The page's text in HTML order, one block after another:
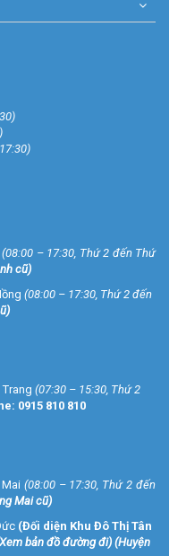
(08:00 – 17:30, Thứ 2 đến Thứ
cũ)
(08:00 – 17:30, Thứ 2 đến
(07:30 – 15:30, Thứ 2
0915 810 810
(08:00 – 17:30, Thứ 2 đến
Mai cũ)
(Đối diện Khu Đô Thị Tân
Xem bản đồ đường đi) (Huyện